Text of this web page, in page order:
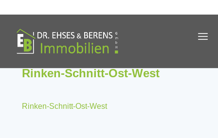
Rinken-Schnitt-Ost-West
Rinken-Schnitt-Ost-West